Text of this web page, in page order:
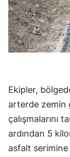
Ekipler,
arterde zemin
çalışmalarını
ardından 5
asfalt serimine